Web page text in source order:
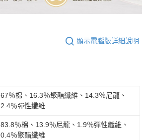
顯示電腦版詳細說明
67％棉、16.3％聚酯纖維、14.3％尼龍、
2.4％彈性纖維
83.8％棉、13.9％尼龍、1.9％彈性纖維、
0.4％聚酯纖維